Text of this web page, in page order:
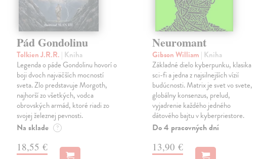
Pád Gondolinu
Tolkien J.R.R. | Kniha
Legenda o páde Gondolinu hovorí o
boji dvoch najväčších mocností
sveta. Zlo predstavuje Morgoth,
najhorší zo všetkých, vodca
obrovských armád, ktoré riadi zo
svojej železnej pevnosti.
Na sklade ?
18,55 €
Neuromant
Gibson William | Kniha
Základné dielo kyberpunku, klasika
sci-fi a jedna z najsilnejších vízií
budúcnosti. Matrix je svet vo svete,
globálny konsenzus, prelud,
vyjadrenie každého jedného
dátového bajtu v kyberpriestore.
Do 4 pracovných dní
13,90 €